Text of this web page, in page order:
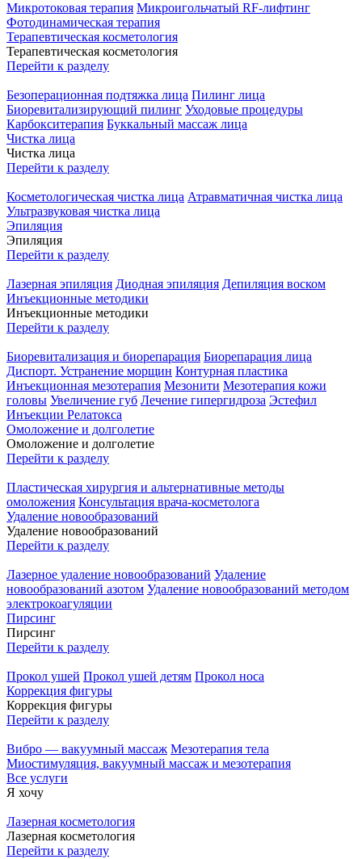
Микротоковая терапия Микроигольчатый RF-лифтинг
Фотодинамическая терапия
Терапевтическая косметология
Терапевтическая косметология
Перейти к разделу
Безоперационная подтяжка лица Пилинг лица
Биоревитализирующий пилинг Уходовые процедуры
Карбокситерапия Буккальный массаж лица
Чистка лица
Чистка лица
Перейти к разделу
Косметологическая чистка лица Атравматичная чистка лица
Ультразвуковая чистка лица
Эпиляция
Эпиляция
Перейти к разделу
Лазерная эпиляция Диодная эпиляция Депиляция воском
Инъекционные методики
Инъекционные методики
Перейти к разделу
Биоревитализация и биорепарация Биорепарация лица
Диспорт. Устранение морщин Контурная пластика
Инъекционная мезотерапия Мезонити Мезотерапия кожи
головы Увеличение губ Лечение гипергидроза Эстефил
Инъекции Релатокса
Омоложение и долголетие
Омоложение и долголетие
Перейти к разделу
Пластическая хирургия и альтернативные методы
омоложения Консультация врача-косметолога
Удаление новообразований
Удаление новообразований
Перейти к разделу
Лазерное удаление новообразований Удаление
новообразований азотом Удаление новообразований методом
электрокоагуляции
Пирсинг
Пирсинг
Перейти к разделу
Прокол ушей Прокол ушей детям Прокол носа
Коррекция фигуры
Коррекция фигуры
Перейти к разделу
Вибро — вакуумный массаж Мезотерапия тела
Миостимуляция, вакуумный массаж и мезотерапия
Все услуги
Я хочу
Лазерная косметология
Лазерная косметология
Перейти к разделу